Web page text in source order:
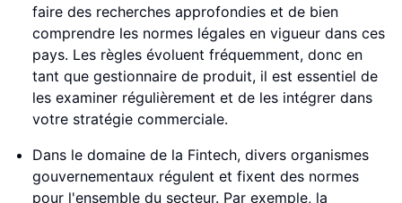
faire des recherches approfondies et de bien
comprendre les normes légales en vigueur dans ces
pays. Les règles évoluent fréquemment, donc en
tant que gestionnaire de produit, il est essentiel de
les examiner régulièrement et de les intégrer dans
votre stratégie commerciale.
Dans le domaine de la Fintech, divers organismes
gouvernementaux régulent et fixent des normes
pour l'ensemble du secteur. Par exemple, la